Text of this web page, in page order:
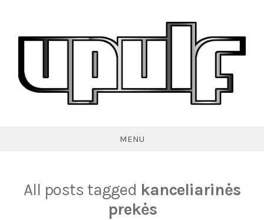
content
MENU
All posts tagged kanceliarinės
prekės